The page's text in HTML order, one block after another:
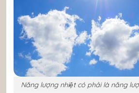
Năng lượng nhiệt có phải là năng